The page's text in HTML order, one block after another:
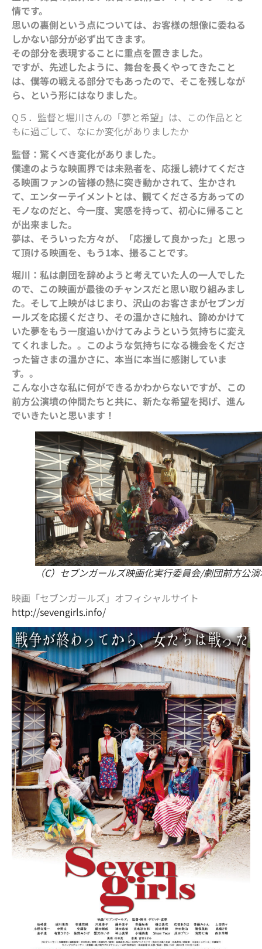
情です。
思いの裏側という点については、お客様の想像に委ねる
しかない部分が必ず出てきます。
その部分を表現することに重点を置きました。
ですが、先述したように、舞台を長くやってきたこと
は、僕等の戦える部分でもあったので、そこを残しなが
ら、という形にはなりました。
Q５．監督と堀川さんの「夢と希望」は、この作品とと
もに過ごして、なにか変化がありましたか
監督：驚くべき変化がありました。
僕達のような映画界では未熟者を、応援し続けてくださ
る映画ファンの皆様の熱に突き動かされて、生かされ
て、エンターテイメントとは、観てくださる方あっての
モノなのだと、今一度、実感を持って、初心に帰ること
が出来ました。
夢は、そういった方々が、「応援して良かった」と思っ
て頂ける映画を、もう1本、撮ることです。
堀川：私は劇団を辞めようと考えていた人の一人でした
ので、この映画が最後のチャンスだと思い取り組みまし
た。そして上映がはじまり、沢山のお客さまがセブンガ
ールズを応援くださり、その温かさに触れ、諦めかけて
いた夢をもう一度追いかけてみようという気持ちに変え
てくれました。。このような気持ちになる機会をくださ
った皆さまの温かさに、本当に本当に感謝していま
す。。
こんな小さな私に何ができるかわからないですが、この
前方公演墳の仲間たちと共に、新たな希望を掲げ、進ん
でいきたいと思います！
（C）セブンガールズ映画化実行委員会/劇団前方公
映画「セブンガールズ」オフィシャルサイト
http://sevengirls.info/